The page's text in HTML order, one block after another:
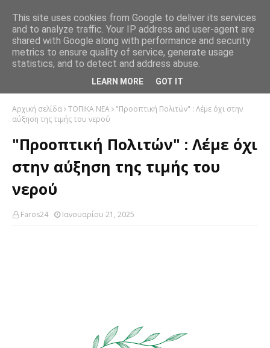
Αρχική σελίδα ΤΟΠΙΚΑ ΝΕΑ
"Προοπτική Πολιτών" : Λέμε όχι στην
αύξηση της τιμής του νερού
"Προοπτική Πολιτών" : Λέμε όχι
στην αύξηση της τιμής του
νερού
Faros24 Ιανουαρίου 21, 2025
This site uses cookies from Google to deliver its services
and to analyze traffic. Your IP address and user-agent are
shared with Google along with performance and security
metrics to ensure quality of service, generate usage
statistics, and to detect and address abuse.
LEARN MORE GOT IT